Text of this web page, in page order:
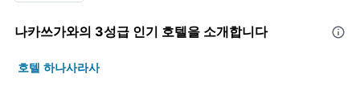
나카쓰가와​의 3​성급 인기 호텔을 소개합니다
호텔 하나사라사